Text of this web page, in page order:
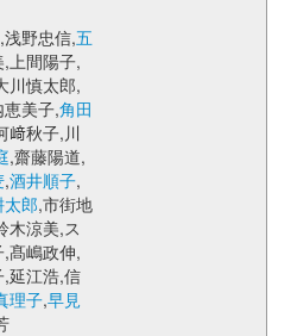
,浅野忠信,五
上間陽子,
川慎太郎,
美子,角田
﨑秋子,川
,齋藤陽道,
,酒井順子,
郎,市街地
木涼美,ス
髙嶋政伸,
延江浩,信
理子,早見